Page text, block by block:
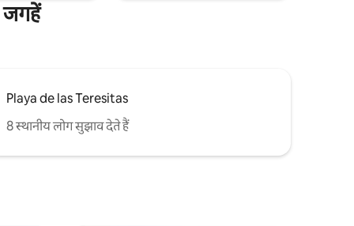
जगहें
Playa de las Teresitas
8 स्थानीय लोग सुझाव देते हैं